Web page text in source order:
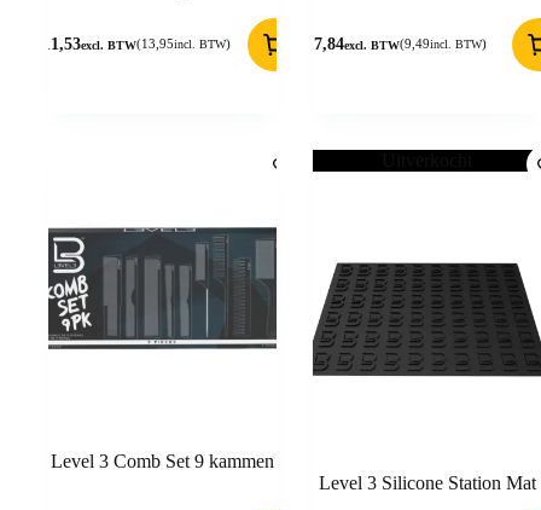
11,53excl. BTW(13,95incl. BTW) 7,84excl. BTW(9,49incl. BTW)
Level 3 Comb Set 9 kammen
Level 3 Silicone Station Mat